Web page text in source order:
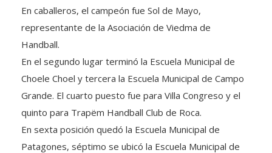
En caballeros, el campeón fue Sol de Mayo,
representante de la Asociación de Viedma de
Handball.
En el segundo lugar terminó la Escuela Municipal de
Choele Choel y tercera la Escuela Municipal de Campo
Grande. El cuarto puesto fue para Villa Congreso y el
quinto para Trapëm Handball Club de Roca.
En sexta posición quedó la Escuela Municipal de
Patagones, séptimo se ubicó la Escuela Municipal de